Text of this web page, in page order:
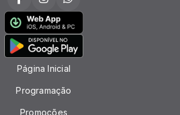
Página Inicial
Programação
Promoções